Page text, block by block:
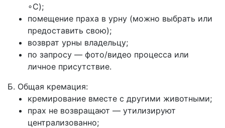
∘C);
помещение праха в урну (можно выбрать или
предоставить свою);
возврат урны владельцу;
по запросу — фото/видео процесса или
личное присутствие.
Б. Общая кремация:
кремирование вместе с другими животными;
прах не возвращают — утилизируют
централизованно;